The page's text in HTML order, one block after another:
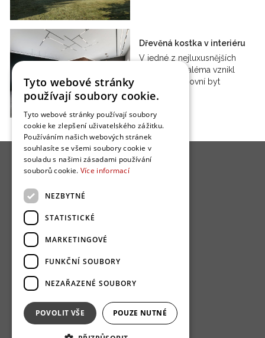
Dřevěná kostka v interiéru
V jedné z nejluxusnějších
budov Jeruzaléma vznikl
krásný podkrovní byt
ozdobený…
Uživatelské podmínky
Ochrana osobních údajú
Cookies
Tyto webové stránky
používají soubory cookie.
Tyto webové stránky používají soubory
cookie ke zlepšení uživatelského zážitku.
Používáním našich webových stránek
souhlasíte se všemi soubory cookie v
souladu s našimi zásadami používání
souborů cookie. Více informací
NEZBYTNÉ
STATISTICKÉ
MARKETINGOVÉ
FUNKČNÍ SOUBORY
NEZAŘAZENÉ SOUBORY
POVOLIT VŠE POUZE NUTNÉ